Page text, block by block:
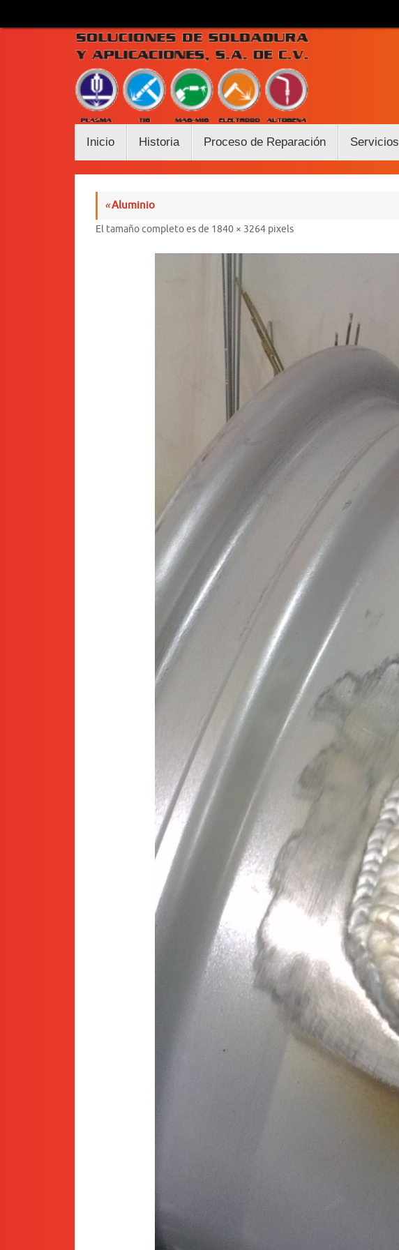
contenido
contenido
Inicio Historia Proceso de Reparación Servicios
«Aluminio
El tamaño completo es de 1840 × 3264 pixels